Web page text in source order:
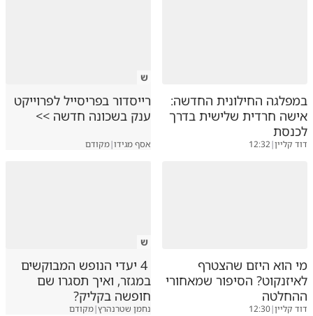
במפלגה החילונית החדשה:
אישה חרדית שלישית בדרך
לכנסת
דוד קליין|
12:32
ש
רייסדור בפריסייל לפרוייקט
ענק בשכונה חדשה >>
אסף מגידו|מקודם
מי הוא היזם שהצטרף
לאיזנקוט? הסיפור שמאחורי
ההחלטה
דוד קליין|
12:30
ש
4 יעדי הנופש המבוקשים
במגזר, ואיך תסגרו שם
חופשה בקליק?
נחמן שטרנהרץ|מקודם